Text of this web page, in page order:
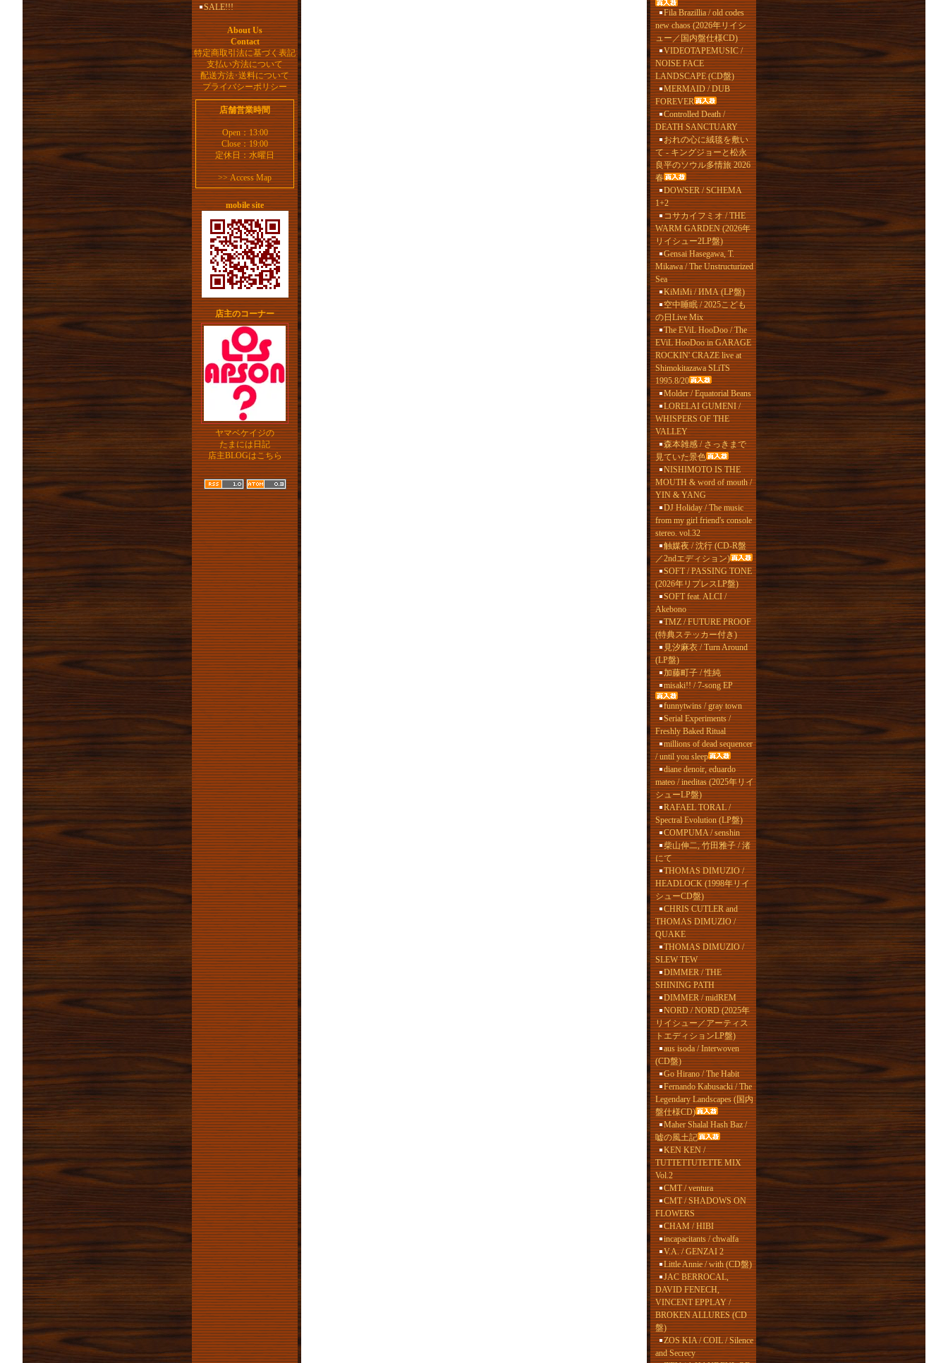
SALE!!!
About Us
Contact
特定商取引法に基づく表記
支払い方法について
配送方法･送料について
プライバシーポリシー
店舗営業時間
Open：13:00
Close：19:00
定休日：水曜日
>>Access Map
mobile site
店主のコーナー
ヤマベケイジの
たまには日記
店主BLOGはこちら
Fila Brazillia / old codes
new chaos (2026年リイシ
ュー／国内盤仕様CD)
VIDEOTAPEMUSIC /
NOISE FACE
LANDSCAPE (CD盤)
MERMAID / DUB
FOREVER
Controlled Death /
DEATH SANCTUARY
おれの心に絨毯を敷い
て - キングジョーと松永
良平のソウル多情旅 2026
春
DOWSER / SCHEMA
1+2
コサカイフミオ / THE
WARM GARDEN (2026年
リイシュー2LP盤)
Gensai Hasegawa, T.
Mikawa / The Unstructurized
Sea
KiMiMi / ИМА (LP盤)
空中睡眠 / 2025こども
の日Live Mix
The EViL HooDoo / The
EViL HooDoo in GARAGE
ROCKIN' CRAZE live at
Shimokitazawa SLiTS
1995.8/20
Molder / Equatorial Beans
LORELAI GUMENI /
WHISPERS OF THE
VALLEY
森本雑感 / さっきまで
見ていた景色
NISHIMOTO IS THE
MOUTH & word of mouth /
YIN & YANG
DJ Holiday / The music
from my girl friend's console
stereo. vol.32
触媒夜 / 沈行 (CD-R盤
／2ndエディション)
SOFT / PASSING TONE
(2026年リプレスLP盤)
SOFT feat. ALCI /
Akebono
TMZ / FUTURE PROOF
(特典ステッカー付き)
見汐麻衣 / Turn Around
(LP盤)
加藤町子 / 性純
misaki!! / 7-song EP
funnytwins / gray town
Serial Experiments /
Freshly Baked Ritual
millions of dead sequencer
/ until you sleep
diane denoir, eduardo
mateo / ineditas (2025年リイ
シューLP盤)
RAFAEL TORAL /
Spectral Evolution (LP盤)
COMPUMA / senshin
柴山伸二, 竹田雅子 / 渚
にて
THOMAS DIMUZIO /
HEADLOCK (1998年リイ
シューCD盤)
CHRIS CUTLER and
THOMAS DIMUZIO /
QUAKE
THOMAS DIMUZIO /
SLEW TEW
DIMMER / THE
SHINING PATH
DIMMER / midREM
NORD / NORD (2025年
リイシュー／アーティス
トエディションLP盤)
aus isoda / Interwoven
(CD盤)
Go Hirano / The Habit
Fernando Kabusacki / The
Legendary Landscapes (国内
盤仕様CD)
Maher Shalal Hash Baz /
嘘の風土記
KEN KEN /
TUTTETTUTETTE MIX
Vol.2
CMT / ventura
CMT / SHADOWS ON
FLOWERS
CHAM / HIBI
incapacitants / chwalfa
V.A. / GENZAI 2
Little Annie / with (CD盤)
JAC BERROCAL,
DAVID FENECH,
VINCENT EPPLAY /
BROKEN ALLURES (CD
盤)
ZOS KIA / COIL / Silence
and Secrecy